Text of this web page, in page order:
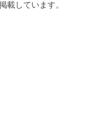
載しています。